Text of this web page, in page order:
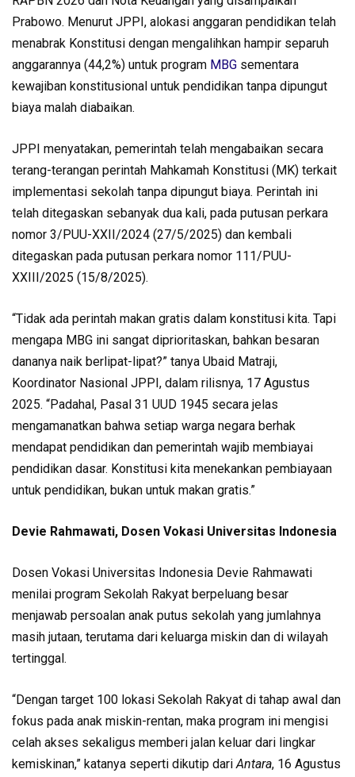
Prabowo. Menurut JPPI, alokasi anggaran pendidikan telah
menabrak Konstitusi dengan mengalihkan hampir separuh
anggarannya (44,2%) untuk program MBG sementara
kewajiban konstitusional untuk pendidikan tanpa dipungut
biaya malah diabaikan.
JPPI menyatakan, pemerintah telah mengabaikan secara
terang-terangan perintah Mahkamah Konstitusi (MK) terkait
implementasi sekolah tanpa dipungut biaya. Perintah ini
telah ditegaskan sebanyak dua kali, pada putusan perkara
nomor 3/PUU-XXII/2024 (27/5/2025) dan kembali
ditegaskan pada putusan perkara nomor 111/PUU-
XXIII/2025 (15/8/2025).
“Tidak ada perintah makan gratis dalam konstitusi kita. Tapi
mengapa MBG ini sangat diprioritaskan, bahkan besaran
dananya naik berlipat-lipat?” tanya Ubaid Matraji,
Koordinator Nasional JPPI, dalam rilisnya, 17 Agustus
2025. “Padahal, Pasal 31 UUD 1945 secara jelas
mengamanatkan bahwa setiap warga negara berhak
mendapat pendidikan dan pemerintah wajib membiayai
pendidikan dasar. Konstitusi kita menekankan pembiayaan
untuk pendidikan, bukan untuk makan gratis.”
Devie Rahmawati, Dosen Vokasi Universitas Indonesia
Dosen Vokasi Universitas Indonesia Devie Rahmawati
menilai program Sekolah Rakyat berpeluang besar
menjawab persoalan anak putus sekolah yang jumlahnya
masih jutaan, terutama dari keluarga miskin dan di wilayah
tertinggal.
“Dengan target 100 lokasi Sekolah Rakyat di tahap awal dan
fokus pada anak miskin-rentan, maka program ini mengisi
celah akses sekaligus memberi jalan keluar dari lingkar
kemiskinan,” katanya seperti dikutip dariAntara, 16 Agustus